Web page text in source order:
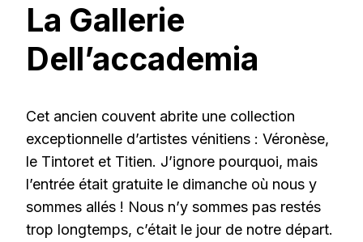
La Gallerie
Dell’accademia
Cet ancien couvent abrite une collection
exceptionnelle d’artistes vénitiens : Véronèse,
le Tintoret et Titien. J’ignore pourquoi, mais
l’entrée était gratuite le dimanche où nous y
sommes allés ! Nous n’y sommes pas restés
trop longtemps, c’était le jour de notre départ.